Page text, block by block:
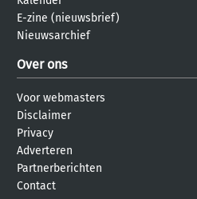
E-zine (nieuwsbrief)
Nieuwsarchief
Over ons
Voor webmasters
Disclaimer
Privacy
Adverteren
Partnerberichten
Contact